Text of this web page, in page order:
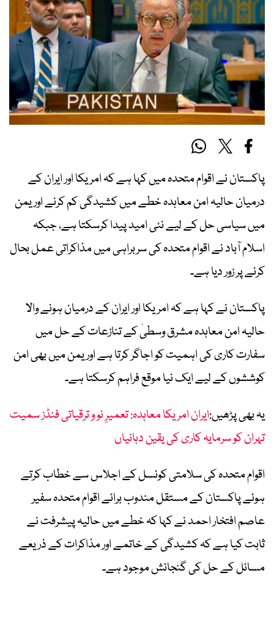
پاکستان نے اقوام متحدہ میں کہا ہے کہ امریکا اور ایران کے
درمیان حالیہ امن معاہدہ خطے میں کشیدگی کم کرنے اور یمن
میں سیاسی حل کے لیے نئی امید پیدا کرسکتا ہے، جبکہ
اسلام آباد نے اقوام متحدہ کی سربراہی میں مذاکراتی عمل بحال
کرنے پر زور دیا ہے۔
پاکستان نے کہا ہے کہ امریکا اور ایران کے درمیان ہونے والا
حالیہ امن معاہدہ مشرق وسطیٰ کے تنازعات کے حل میں
سفارت کاری کی اہمیت کو اجاگر کرتا ہے اور یمن میں بھی امن
کوششوں کے لیے ایک نیا موقع فراہم کرسکتا ہے۔
یہ بھی پڑھیں:ایران امریکا معاہدہ: تعمیرِ نو و ترقیاتی فنڈز سمیت
تہران کو سرمایہ کاری کی یقین دہانیاں
اقوام متحدہ کی سلامتی کونسل کے اجلاس سے خطاب کرتے
ہوئے پاکستان کے مستقل مندوب برائے اقوام متحدہ سفیر
عاصم افتخار احمد نے کہا کہ خطے میں حالیہ پیشرفت نے
ثابت کیا ہے کہ کشیدگی کے خاتمے اور مذاکرات کے ذریعے
مسائل کے حل کی گنجائش موجود ہے۔